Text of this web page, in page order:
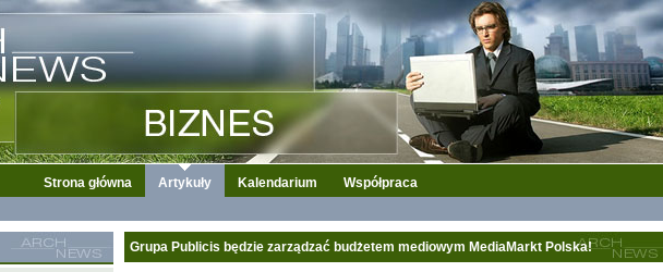
Strona główna Artykuły Kalendarium Współpraca
Grupa Publicis będzie zarządzać budżetem mediowym MediaMarkt Polska!